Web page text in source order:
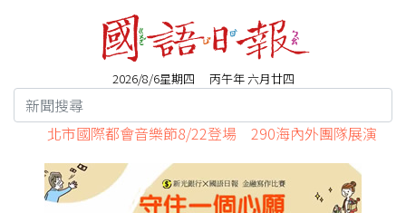
2026/8/6星期四 丙午年 六月廿四
北市國際都會音樂節8/22登場 290海內外團隊展演